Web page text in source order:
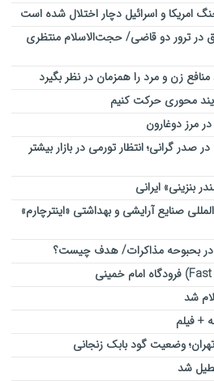
امریکا و اسرائیل دچار اختلال شده است
در ترور دو قاضی/ حجت‌الاسلام منتظری
زن و مرد را همزمان در نظر بگیرد
محوری حرکت کنیم
مرز دوغارون
صدر گرانی؛ انتظار تورمی در بازار بیشتر
صنایع آرایشی و بهداشتی «اینترچارم»
در بحبوحه مذاکرات/ هدف چیست؟
شد
فیلم
وضعیت گود بابک زنجانی
شد